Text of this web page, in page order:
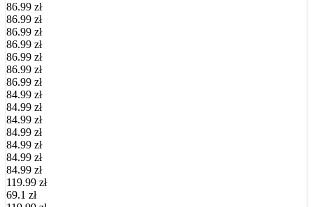
86.99 zł
86.99 zł
86.99 zł
86.99 zł
86.99 zł
86.99 zł
86.99 zł
84.99 zł
84.99 zł
84.99 zł
84.99 zł
84.99 zł
84.99 zł
84.99 zł
119.99 zł
69.1 zł